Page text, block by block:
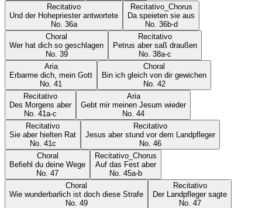
Recitativo
Und der Hohepriester antwortete
No. 36a
Recitativo_Chorus
Da speieten sie aus
No. 36b-d
Choral
Wer hat dich so geschlagen
No. 39
Recitativo
Petrus aber saß draußen
No. 38a-c
Aria
Erbarme dich, mein Gott
No. 41
Choral
Bin ich gleich von dir gewichen
No. 42
Recitativo
Des Morgens aber
No. 41a-c
Aria
Gebt mir meinen Jesum wieder
No. 44
Recitativo
Sie aber hielten Rat
No. 41c
Recitativo
Jesus aber stund vor dem Landpfleger
No. 46
Choral
Befiehl du deine Wege
No. 47
Recitativo_Chorus
Auf das Fest aber
No. 45a-b
Choral
Wie wunderbarlich ist doch diese Strafe
No. 49
Recitativo
Der Landpfleger sagte
No. 47